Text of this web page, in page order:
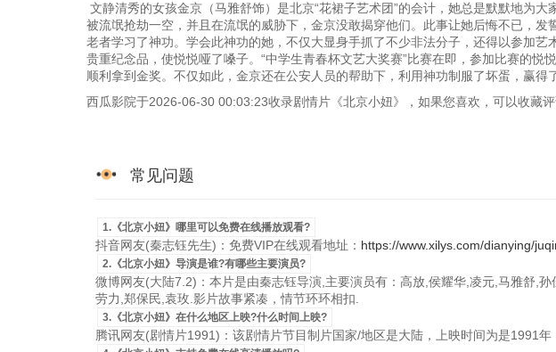
文静清秀的女孩金京（马雅舒饰）是北京“花裙子艺术团”的会计，她总是默默地为
被流氓抢劫一空，并且在流氓的威胁下，金京没敢揭穿他们。此事让她后悔不已，
老者学习了神功。学会此神功的她，不仅大显身手抓了不少非法分子，还得以参加
贵重纪念品，使悦悦哑了嗓子。“中学生青春杯文艺大奖赛”比赛在即，参加比赛的悦
顺利拿到金奖。不仅如此，金京还在公安人员的帮助下，利用神功制服了坏蛋，赢得
西瓜影院于2026-06-30 00:03:23收录剧情片《北京小妞》，如果您喜欢，可以收藏评
常见问题
1.《北京小妞》哪里可以免费在线播放观看?
抖音网友(秦志钰先生)：免费VIP在线观看地址： https://www.xilys.com/dianying/
2.《北京小妞》导演是谁?有哪些主要演员?
微博网友(大陆7.2)：本片是由秦志钰导演,主要演员有：高放,侯耀华,凌元,马雅舒,
劳力,郑保民,袁玫.影片故事紧凑，情节环环相扣.
3.《北京小妞》在什么地区上映?什么时间上映?
腾讯网友(剧情片1991)：该剧情片节目制片国家/地区是大陆，上映时间为是1991